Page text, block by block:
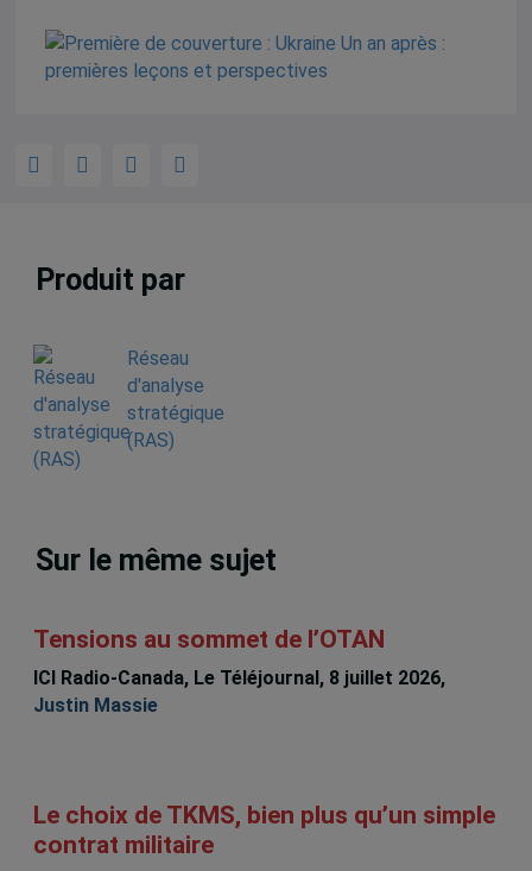
Produit par
Réseau
d'analyse
stratégique
(RAS)
Sur le même sujet
Tensions au sommet de l’OTAN
ICI Radio-Canada, Le Téléjournal, 8 juillet 2026,
Justin Massie
Le choix de TKMS, bien plus qu’un simple
contrat militaire